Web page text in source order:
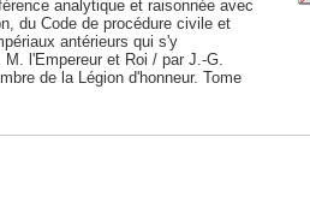
analytique et raisonnée avec
du Code de procédure civile et
antérieurs qui s'y
l'Empereur et Roi / par J.-G.
de la Légion d'honneur. Tome